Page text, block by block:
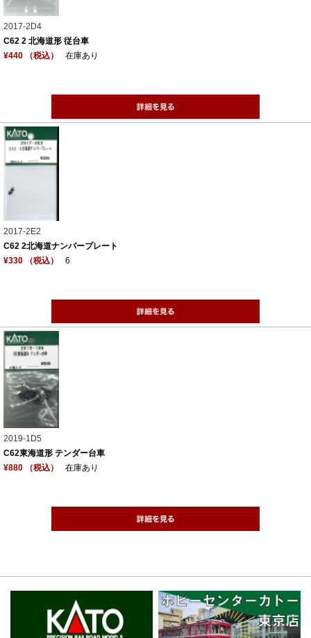
2017-2D4
C62 2 北海道形 従台車
¥440 （税込）
在庫あり
2017-2E2
C62 2北海道ナンバープレート
¥330 （税込）
6
2019-1D5
C62東海道形 テンダー台車
¥880 （税込）
在庫あり